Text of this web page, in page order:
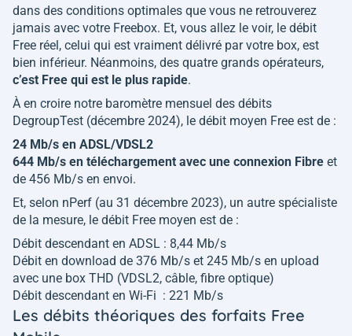
dans des conditions optimales que vous ne retrouverez
jamais avec votre Freebox. Et, vous allez le voir, le débit
Free réel, celui qui est vraiment délivré par votre box, est
bien inférieur. Néanmoins, des quatre grands opérateurs,
c’est Free qui est le plus rapide.
À en croire notre baromètre mensuel des débits
DegroupTest (décembre 2024), le débit moyen Free est de :
24 Mb/s en ADSL/VDSL2
644 Mb/s en téléchargement avec une connexion Fibre et
de 456 Mb/s en envoi.
Et, selon nPerf (au 31 décembre 2023), un autre spécialiste
de la mesure, le débit Free moyen est de :
Débit descendant en ADSL : 8,44 Mb/s
Débit en download de 376 Mb/s et 245 Mb/s en upload
avec une box THD (VDSL2, câble, fibre optique)
Débit descendant en Wi-Fi : 221 Mb/s
Les débits théoriques des forfaits Free